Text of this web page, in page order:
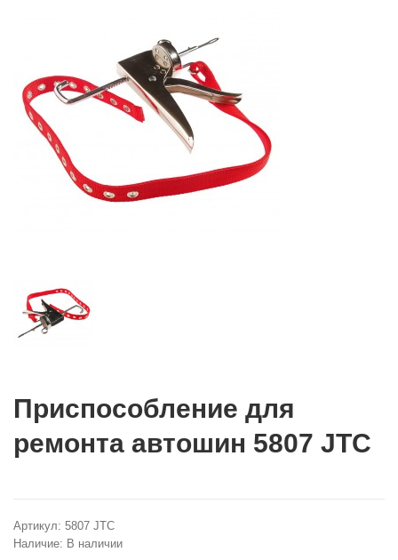
Приспособление для
ремонта автошин 5807 JTC
Артикул: 5807 JTC
Наличие: В наличии